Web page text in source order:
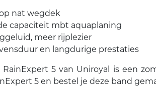
nat wegdek
capaciteit mbt aquaplaning
meer rijplezier
en langdurige prestaties
RainExpert 5 van Uniroyal is een
5 en bestel je deze band